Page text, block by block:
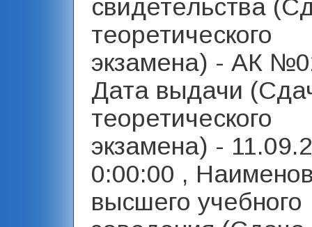
свидетельства
теоретического
экзамена) - АК
Дата выдачи
теоретического
экзамена) -
0:00:00 ,
высшего учебного